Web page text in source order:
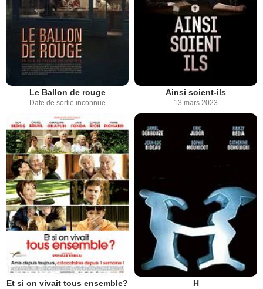
Le Ballon de rouge
Date de sortie inconnue
Ainsi soient-ils
13 mars 2023
Et si on vivait tous ensemble? H